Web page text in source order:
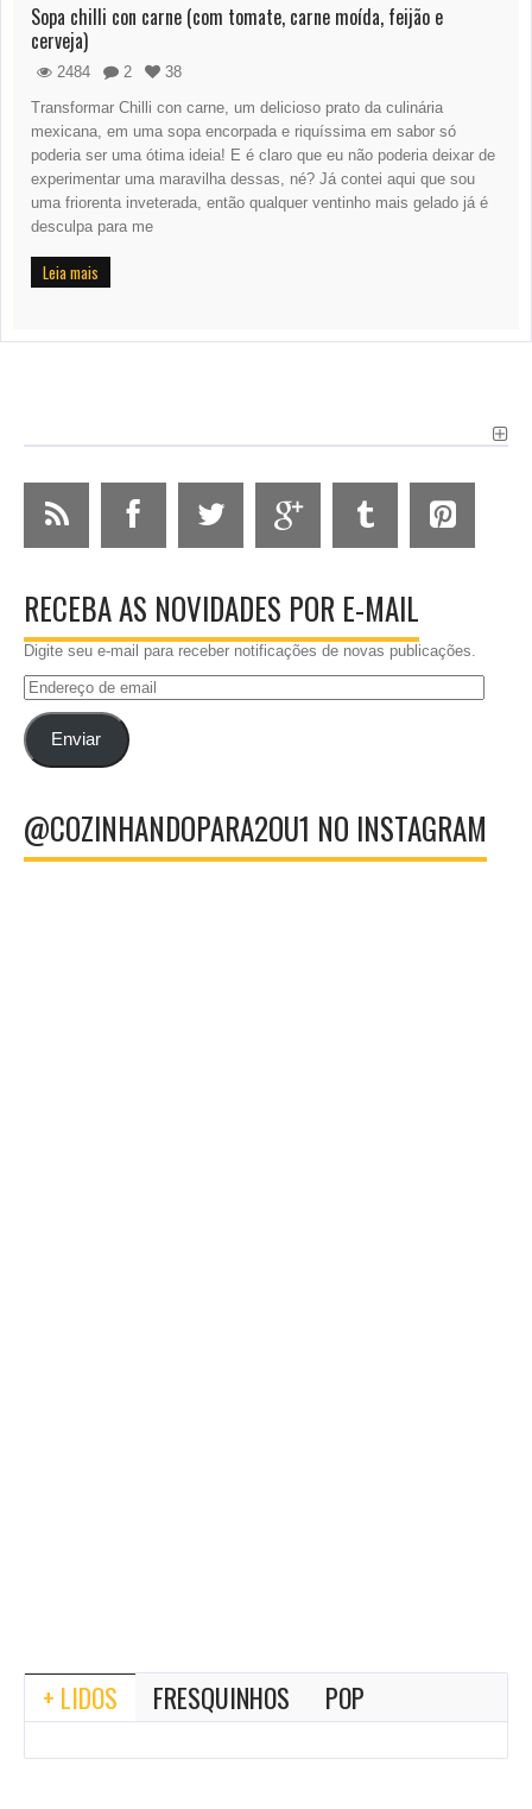
Sopa chilli con carne (com tomate, carne moída, feijão e
cerveja)
2484 2
38
Transformar Chilli con carne, um delicioso prato da culinária
mexicana, em uma sopa encorpada e riquíssima em sabor só
poderia ser uma ótima ideia! E é claro que eu não poderia deixar de
experimentar uma maravilha dessas, né? Já contei aqui que sou
uma friorenta inveterada, então qualquer ventinho mais gelado já é
desculpa para me
Leia mais
RECEBA AS NOVIDADES POR E-MAIL
Digite seu e-mail para receber notificações de novas publicações.
Endereço
emailEnviar
@COZINHANDOPARA2OU1 NO INSTAGRAM
+ LIDOS FRESQUINHOS POP